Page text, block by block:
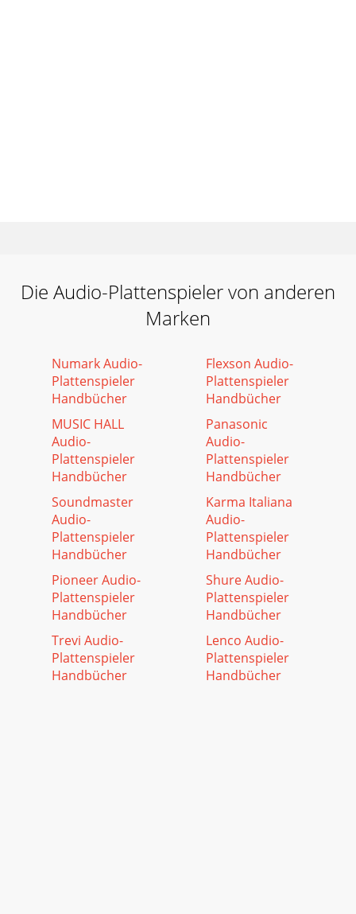
Die Audio-Plattenspieler von anderen
Marken
Numark Audio-
Plattenspieler
Handbücher
MUSIC HALL
Audio-
Plattenspieler
Handbücher
Soundmaster
Audio-
Plattenspieler
Handbücher
Pioneer Audio-
Plattenspieler
Handbücher
Trevi Audio-
Plattenspieler
Handbücher
Flexson Audio-
Plattenspieler
Handbücher
Panasonic
Audio-
Plattenspieler
Handbücher
Karma Italiana
Audio-
Plattenspieler
Handbücher
Shure Audio-
Plattenspieler
Handbücher
Lenco Audio-
Plattenspieler
Handbücher